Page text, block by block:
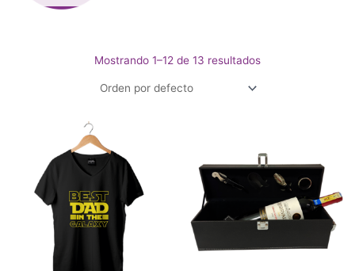
Mostrando 1–12 de 13 resultados